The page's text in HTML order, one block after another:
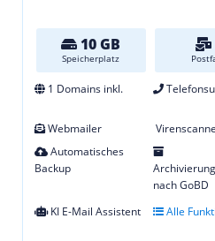
10 GB
Speicherplatz
1 Domains inkl.
Webmailer
Automatisches
Backup
nach GoBD
KI E-Mail Assistent Alle